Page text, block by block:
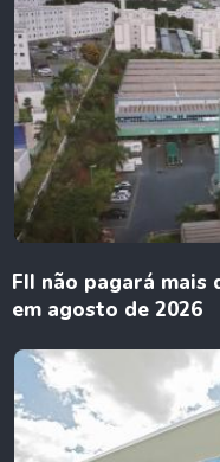
FII não pagará mais
em agosto de 2026